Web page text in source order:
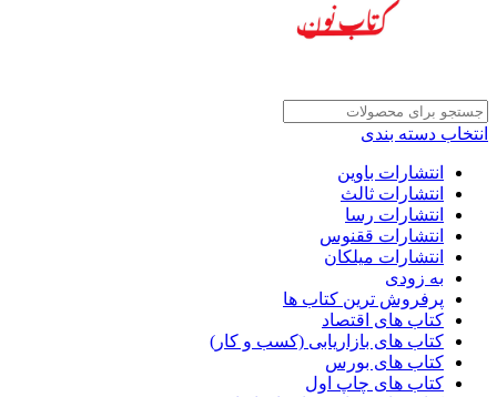
انتخاب دسته بندی
انتشارات باوین
انتشارات ثالث
انتشارات رسا
انتشارات ققنوس
انتشارات میلکان
به زودی
پرفروش ترین کتاب ها
کتاب های اقتصاد
کتاب های بازاریابی (کسب و کار)
کتاب های بورس
کتاب های چاپ اول